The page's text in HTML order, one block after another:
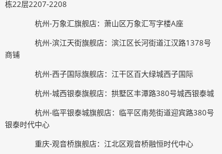
栋22层2207-2208
杭州-万象汇旗舰店：萧山区万象汇写字楼A座
杭州-滨江天街旗舰店：滨江区长河街道江汉路1378号
商铺
杭州-西子国际旗舰店：江干区百大绿城西子国际
杭州-城西银泰旗舰店：拱墅区丰潭路380号城西银泰城
杭州-临平银泰城旗舰店：临平区南苑街道迎宾路380号
银泰时代中心
重庆-观音桥旗舰店：江北区观音桥融恒时代中心